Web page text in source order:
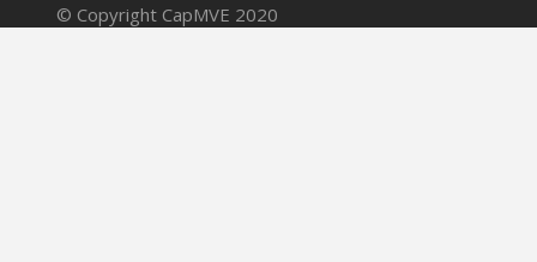
© Copyright CapMVE 2020